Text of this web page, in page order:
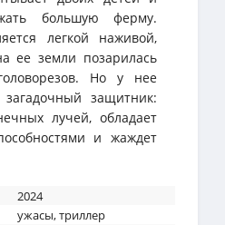
большую ферму.
легкой наживой,
ее земли позарилась
Но у нее
загадочный защитник:
лучей, обладает
и жаждет
2024
ужасы,триллер